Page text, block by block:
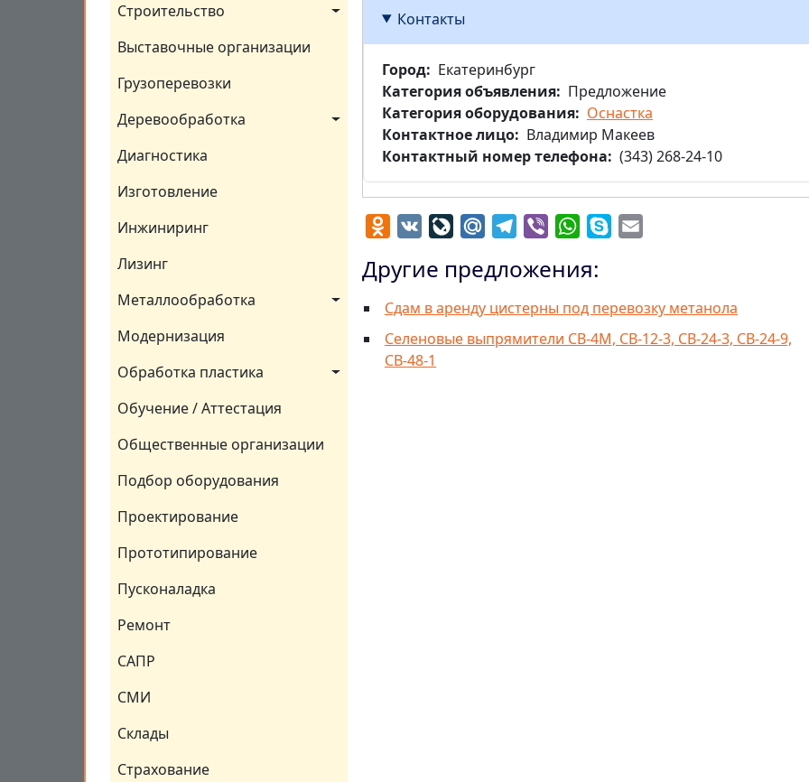
Строительство
Выставочные организации
Грузоперевозки
Деревообработка
Диагностика
Изготовление
Инжиниринг
Лизинг
Металлообработка
Модернизация
Обработка пластика
Обучение / Аттестация
Общественные организации
Подбор оборудования
Проектирование
Прототипирование
Пусконаладка
Ремонт
САПР
СМИ
Склады
Страхование
Контакты
Город
Екатеринбург
Категория объявления
Предложение
Категория оборудования
Оснастка
Контактное лицо
Владимир Макеев
Контактный номер телефона
(343) 268-24-10
Odnoklassniki
VK LiveJournal
Mail.RuTelegram
Viber WhatsApp
Skype
Другие предложения:
Сдам в аренду цистерны под перевозку метанола
Селеновые выпрямители СВ-4М, СВ-12-3, СВ-24-3, СВ-24-9,
СВ-48-1